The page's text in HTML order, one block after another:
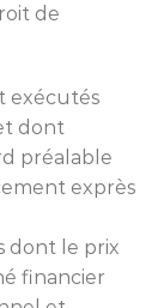
de
exécutés
dont
préalable
exprès
dont le prix
financier